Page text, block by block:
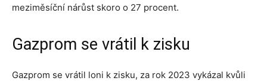
meziměsíční nárůst skoro o 27 procent.
Gazprom se vrátil k zisku
Gazprom se vrátil loni k zisku, za rok 2023 vykázal kvůli